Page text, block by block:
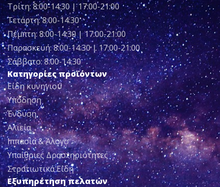
Τρίτη: 8:00-14:30 | 17:00-21:00
Τετάρτη: 8:00-14:30
Πέμπτη: 8:00-14:30 | 17:00-21:00
Παρασκευή: 8:00-14:30 | 17:00-21:00
Σάββατο: 8:00-14:30
Κατηγορίες προϊόντων
Είδη κυνηγιού
Υπόδηση
Ένδυση
Αλιεία
Ιππασία & Άλογο
Υπαίθριες Δραστηριότητες
Στρατιωτικά Είδη
Εξυπηρέτηση πελατών